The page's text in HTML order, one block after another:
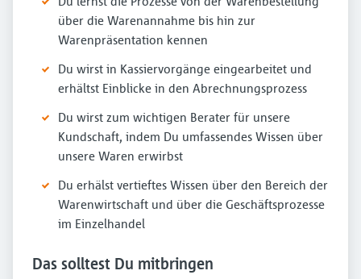
über die Warenannahme bis hin zur
Warenpräsentation kennen
Du wirst in Kassiervorgänge eingearbeitet und
erhältst Einblicke in den Abrechnungsprozess
Du wirst zum wichtigen Berater für unsere
Kundschaft, indem Du umfassendes Wissen über
unsere Waren erwirbst
Du erhälst vertieftes Wissen über den Bereich der
Warenwirtschaft und über die Geschäftsprozesse
im Einzelhandel
Das solltest Du mitbringen